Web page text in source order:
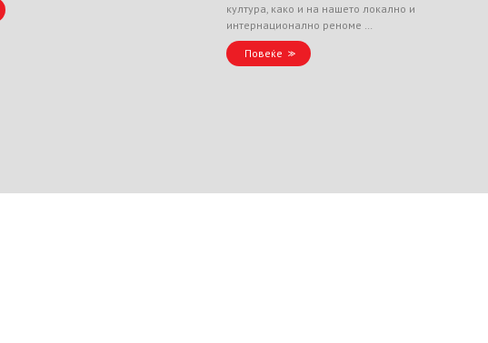
култура, како и на нашето локално и
интернационално реноме …
Повеќе